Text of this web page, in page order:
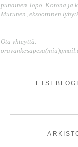
punainen Jopo. Kotona ja
Murunen, eksoottinen
Ota yhteyttä:
ETSI